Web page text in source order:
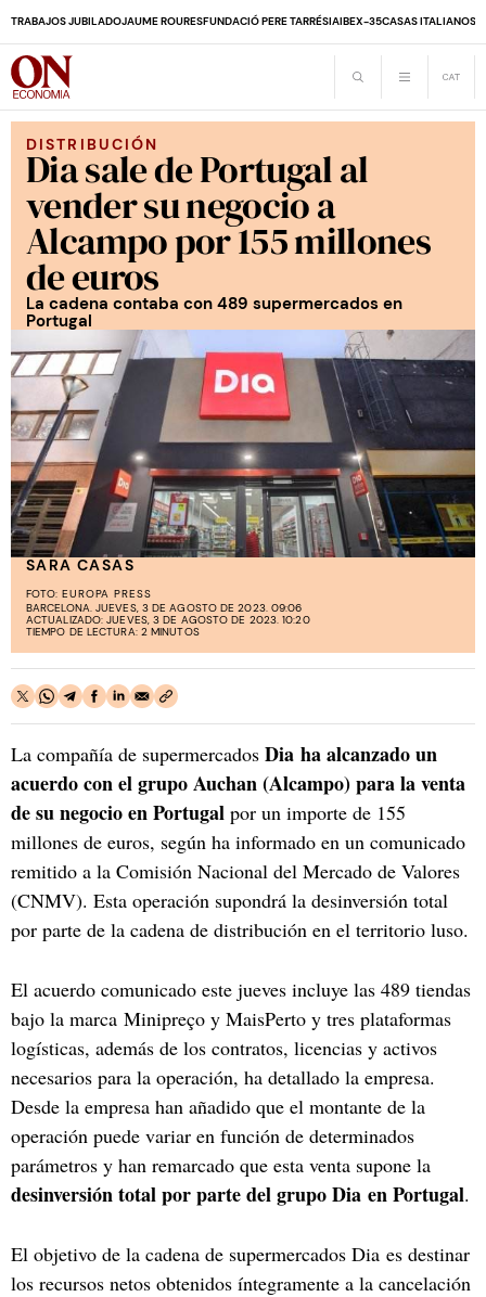
TRABAJOS JUBILADOJAUME ROURESFUNDACIÓ PERE TARRÉSIAIBEX-35CASAS ITALIANOS
DISTRIBUCIÓN
Dia sale de Portugal al
vender su negocio a
Alcampo por 155 millones
de euros
La cadena contaba con 489 supermercados en
Portugal
SARA CASAS
FOTO: EUROPA PRESS
BARCELONA. JUEVES, 3 DE AGOSTO DE 2023. 09:06
ACTUALIZADO: JUEVES, 3 DE AGOSTO DE 2023. 10:20
TIEMPO DE LECTURA: 2 MINUTOS
La compañía de supermercados Dia ha alcanzado un
acuerdo con el grupo Auchan (Alcampo) para la venta
de su negocio en Portugal por un importe de 155
millones de euros, según ha informado en un comunicado
remitido a la Comisión Nacional del Mercado de Valores
(CNMV). Esta operación supondrá la desinversión total
por parte de la cadena de distribución en el territorio luso.
El acuerdo comunicado este jueves incluye las 489 tiendas
bajo la marca Minipreço y MaisPerto y tres plataformas
logísticas, además de los contratos, licencias y activos
necesarios para la operación, ha detallado la empresa.
Desde la empresa han añadido que el montante de la
operación puede variar en función de determinados
parámetros y han remarcado que esta venta supone la
desinversión total por parte del grupo Dia en Portugal.
El objetivo de la cadena de supermercados Dia es destinar
los recursos netos obtenidos íntegramente a la cancelación